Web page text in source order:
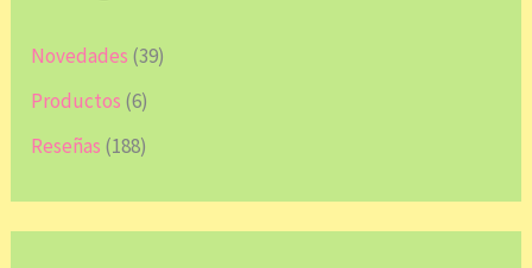
Novedades (39)
Productos (6)
Reseñas (188)